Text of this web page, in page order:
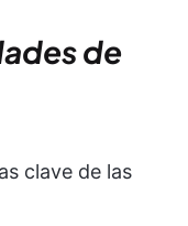
de
clave de las